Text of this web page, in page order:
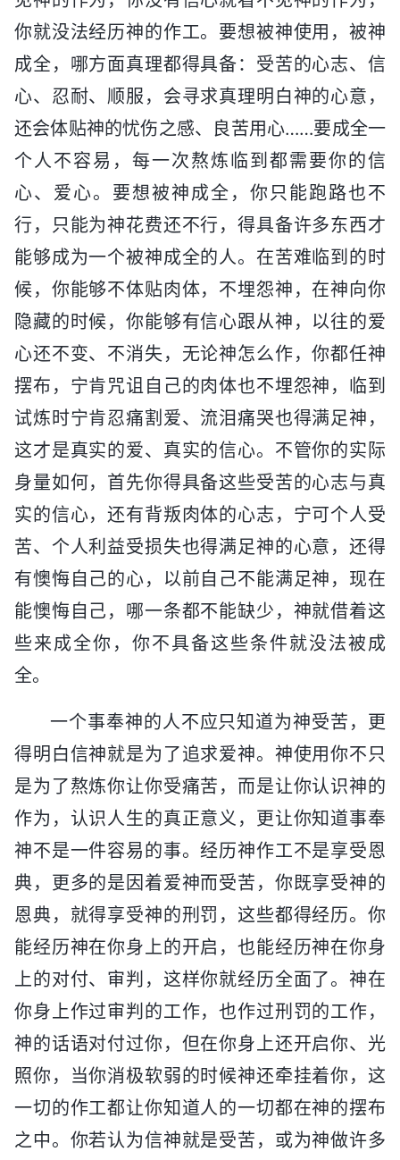
你就没法经历神的作工。要想被神使用，被神
成全，哪方面真理都得具备：受苦的心志、信
心、忍耐、顺服，会寻求真理明白神的心意，
还会体贴神的忧伤之感、良苦用心……要成全一
个人不容易，每一次熬炼临到都需要你的信
心、爱心。要想被神成全，你只能跑路也不
行，只能为神花费还不行，得具备许多东西才
能够成为一个被神成全的人。在苦难临到的时
候，你能够不体贴肉体，不埋怨神，在神向你
隐藏的时候，你能够有信心跟从神，以往的爱
心还不变、不消失，无论神怎么作，你都任神
摆布，宁肯咒诅自己的肉体也不埋怨神，临到
试炼时宁肯忍痛割爱、流泪痛哭也得满足神，
这才是真实的爱、真实的信心。不管你的实际
身量如何，首先你得具备这些受苦的心志与真
实的信心，还有背叛肉体的心志，宁可个人受
苦、个人利益受损失也得满足神的心意，还得
有懊悔自己的心，以前自己不能满足神，现在
能懊悔自己，哪一条都不能缺少，神就借着这
些来成全你，你不具备这些条件就没法被成
全。
一个事奉神的人不应只知道为神受苦，更
得明白信神就是为了追求爱神。神使用你不只
是为了熬炼你让你受痛苦，而是让你认识神的
作为，认识人生的真正意义，更让你知道事奉
神不是一件容易的事。经历神作工不是享受恩
典，更多的是因着爱神而受苦，你既享受神的
恩典，就得享受神的刑罚，这些都得经历。你
能经历神在你身上的开启，也能经历神在你身
上的对付、审判，这样你就经历全面了。神在
你身上作过审判的工作，也作过刑罚的工作，
神的话语对付过你，但在你身上还开启你、光
照你，当你消极软弱的时候神还牵挂着你，这
一切的作工都让你知道人的一切都在神的摆布
之中。你若认为信神就是受苦，或为神做许多